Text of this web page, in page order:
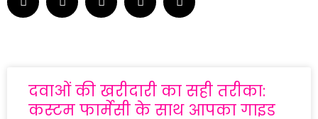
दवाओं की खरीदारी का सही तरीका:
कस्टम फार्मेसी के साथ आपका गाइड